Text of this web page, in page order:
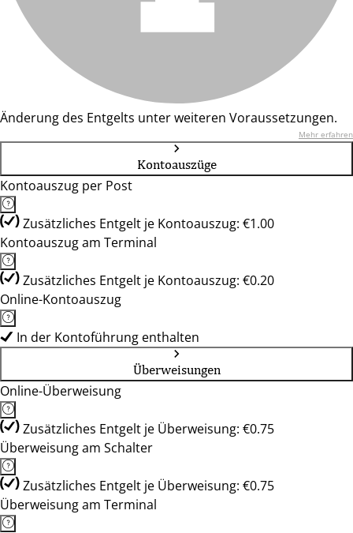
Änderung des Entgelts unter weiteren Voraussetzungen.
Mehr erfahren
Kontoauszüge
Kontoauszug per Post
Zusätzliches Entgelt je Kontoauszug: €1.00
Kontoauszug am Terminal
Zusätzliches Entgelt je Kontoauszug: €0.20
Online-Kontoauszug
In der Kontoführung enthalten
Überweisungen
Online-Überweisung
Zusätzliches Entgelt je Überweisung: €0.75
Überweisung am Schalter
Zusätzliches Entgelt je Überweisung: €0.75
Überweisung am Terminal